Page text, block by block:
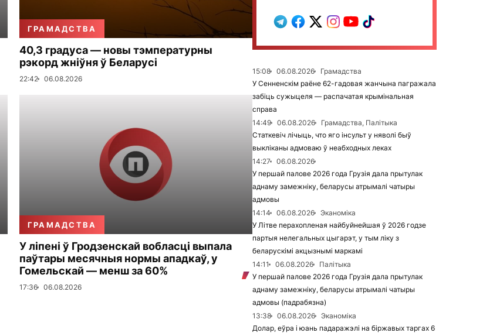
ГРАМАДСТВА
40,3 градуса — новы тэмпературны
рэкорд жніўня ў Беларусі
22:42 06.08.2026
ГРАМАДСТВА
У ліпені ў Гродзенскай вобласці выпала
паўтары месячныя нормы ападкаў, у
Гомельскай — менш за 60%
17:36 06.08.2026
15:08 06.08.2026
Грамадства
У Сенненскім раёне 62-гадовая жанчына пагражала
забіць сужыцеля — распачатая крымінальная
справа
14:49
06.08.2026
Грамадства, Палітыка
Статкевіч лічыць, что яго інсульт у няволі быў
выкліканы адмоваю ў неабходных леках
14:27
06.08.2026
У першай палове 2026 года Грузія дала прытулак
аднаму замежніку, беларусы атрымалі чатыры
адмовы
14:14
06.08.2026
Эканоміка
У Літве перахопленая найбуйнейшая ў 2026 годзе
партыя нелегальных цыгарэт, у тым ліку з
беларускімі акцызнымі маркамі
14:11
06.08.2026
Палітыка
У першай палове 2026 года Грузія дала прытулак
аднаму замежніку, беларусы атрымалі чатыры
адмовы (падрабязна)
13:38
06.08.2026
Эканоміка
Долар, еўра і юань падаражэлі на біржавых таргах 6